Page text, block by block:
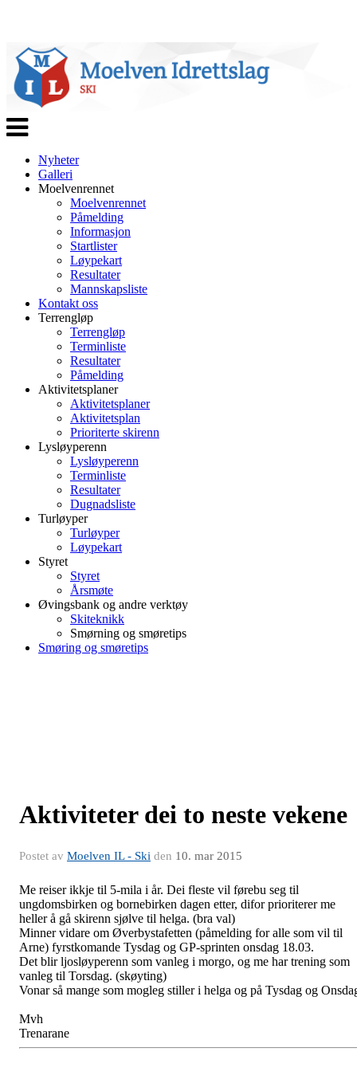
Veksle
navigasjon
Nyheter
Galleri
Moelvenrennet
Moelvenrennet
Påmelding
Informasjon
Startlister
Løypekart
Resultater
Mannskapsliste
Kontakt oss
Terrengløp
Terrengløp
Terminliste
Resultater
Påmelding
Aktivitetsplaner
Aktivitetsplaner
Aktivitetsplan
Prioriterte skirenn
Lysløyperenn
Lysløyperenn
Terminliste
Resultater
Dugnadsliste
Turløyper
Turløyper
Løypekart
Styret
Styret
Årsmøte
Øvingsbank og andre verktøy
Skiteknikk
Smørning og smøretips
Smøring og smøretips
Aktiviteter dei to neste vekene
Postet av Moelven IL - Ski den 10. mar 2015
Me reiser ikkje til 5-mila i år. Dei fleste vil førebu seg til
ungdomsbirken og bornebirken dagen etter, difor prioriterer me
heller å gå skirenn sjølve til helga. (bra val)
Minner vidare om Øverbystafetten (påmelding for alle som vil til
Arne) fyrstkomande Tysdag og GP-sprinten onsdag 18.03.
Det blir ljosløyperenn som vanleg i morgo, og me har trening som
vanleg til Torsdag. (skøyting)
Vonar så mange som mogleg stiller i helga og på Tysdag og
Mvh
Trenarane